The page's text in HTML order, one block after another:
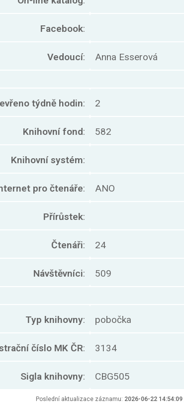
Facebook:
Vedoucí: Anna Esserová
týdně hodin: 2
Knihovní fond: 582
Knihovní systém:
pro čtenáře: ANO
Přírůstek:
Čtenáři: 24
Návštěvníci: 509
Typ knihovny: pobočka
číslo MK ČR: 3134
Sigla knihovny: CBG505
Poslední aktualizace záznamu: 2026-06-22 14:54:09